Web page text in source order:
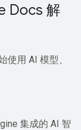
Docs 解
使用 AI 模型、
集成的 AI 智